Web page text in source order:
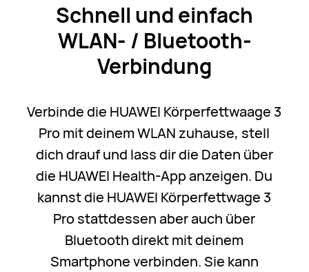
Schnell und einfach
WLAN- / Bluetooth-
Verbindung
Verbinde die HUAWEI Körperfettwaage 3
Pro mit deinem WLAN zuhause, stell
dich drauf und lass dir die Daten über
die HUAWEI Health-App anzeigen. Du
kannst die HUAWEI Körperfettwage 3
Pro stattdessen aber auch über
Bluetooth direkt mit deinem
Smartphone verbinden. Sie kann